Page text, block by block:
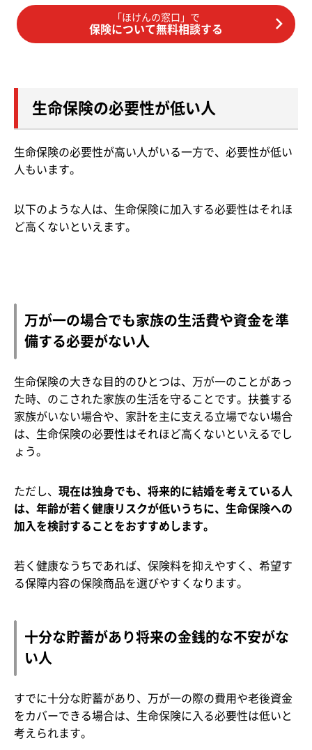
「ほけんの窓口」で
保険について無料相談する
生命保険の必要性が低い人
生命保険の必要性が高い人がいる一方で、必要性が低い
人もいます。
以下のような人は、生命保険に加入する必要性はそれほ
ど高くないといえます。
万が一の場合でも家族の生活費や資金を準
備する必要がない人
生命保険の大きな目的のひとつは、万が一のことがあっ
た時、のこされた家族の生活を守ることです。扶養する
家族がいない場合や、家計を主に支える立場でない場合
は、生命保険の必要性はそれほど高くないといえるでし
ょう。
ただし、 現在は独身でも、将来的に結婚を考えている人
は、年齢が若く健康リスクが低いうちに、生命保険への
加入を検討することをおすすめします。
若く健康なうちであれば、保険料を抑えやすく、希望す
る保障内容の保険商品を選びやすくなります。
十分な貯蓄があり将来の金銭的な不安がな
い人
すでに十分な貯蓄があり、万が一の際の費用や老後資金
をカバーできる場合は、生命保険に入る必要性は低いと
考えられます。